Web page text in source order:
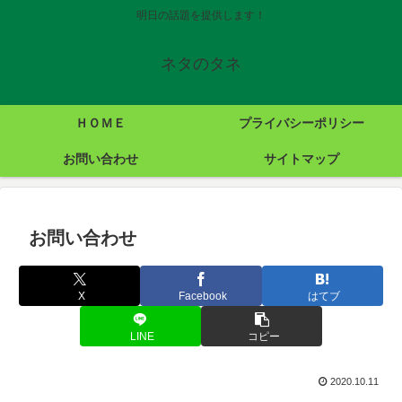
明日の話題を提供します！
ネタのタネ
ＨＯＭＥ プライバシーポリシー
お問い合わせ サイトマップ
お問い合わせ
X Facebook はてブ
LINE コピー
2020.10.11